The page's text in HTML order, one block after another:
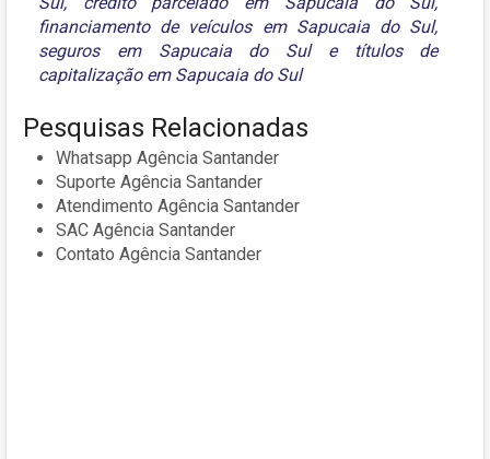
financiamento de veículos em Sapucaia do Sul,
seguros em Sapucaia do Sule
títulos de
capitalização em Sapucaia do Sul
Pesquisas Relacionadas
Whatsapp Agência Santander
Suporte Agência Santander
Atendimento Agência Santander
SAC Agência Santander
Contato Agência Santander